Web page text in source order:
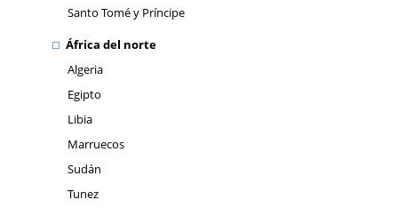
Santo Tomé y Príncipe
África del norte
Algeria
Egipto
Libia
Marruecos
Sudán
Tunez